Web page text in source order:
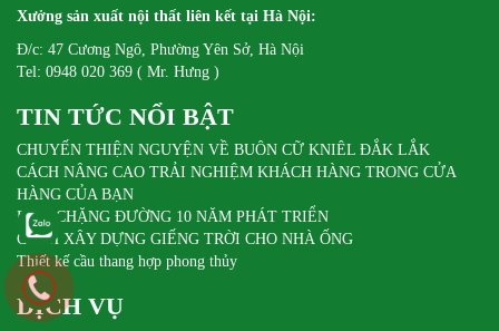
Xưởng sản xuất nội thất liên kết tại Hà Nội:
Đ/c: 47 Cương Ngô, Phường Yên Sở, Hà Nội
Tel: 0948 020 369 ( Mr. Hưng )
TIN TỨC NỔI BẬT
CHUYẾN THIỆN NGUYỆN VỀ BUÔN CỮ KNIÊL ĐẮK LẮK
CÁCH NÂNG CAO TRẢI NGHIỆM KHÁCH HÀNG TRONG CỬA
HÀNG CỦA BẠN
DIFA CHẶNG ĐƯỜNG 10 NĂM PHÁT TRIỂN
CÁCH XÂY DỰNG GIẾNG TRỜI CHO NHÀ ỐNG
Thiết kế cầu thang hợp phong thủy
DỊCH VỤ